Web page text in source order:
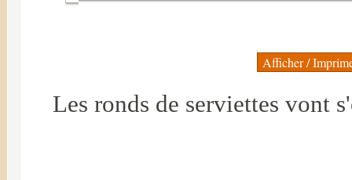
Les ronds de serviettes vont